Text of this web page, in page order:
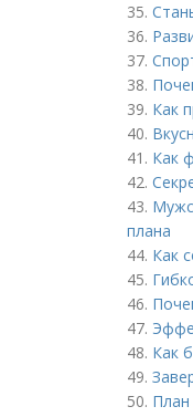
35.
36.
37.
38.
39. Как
40.
41. Как
42.
43.
плана
44. Как
45.
46.
47.
48. Как
49.
50. План